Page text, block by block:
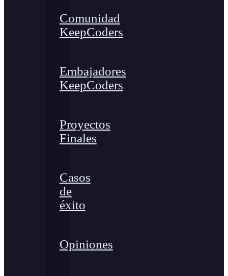
Comunidad
KeepCoders
Embajadores
KeepCoders
Proyectos
Finales
Casos
de
éxito
Opiniones